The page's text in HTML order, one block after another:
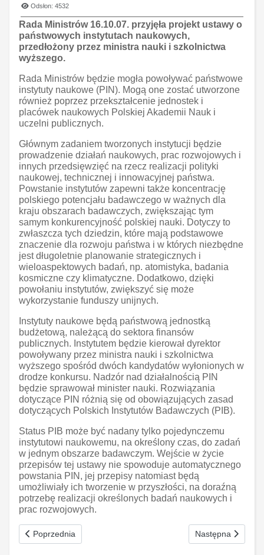
Odsłon: 4532
Rada Ministrów 16.10.07. przyjęła projekt ustawy o
państwowych instytutach naukowych,
przedłożony przez ministra nauki i szkolnictwa
wyższego.
Rada Ministrów będzie mogła powoływać państwowe
instytuty naukowe (PIN). Mogą one zostać utworzone
również poprzez przekształcenie jednostek i
placówek naukowych Polskiej Akademii Nauk i
uczelni publicznych.
Głównym zadaniem tworzonych instytucji będzie
prowadzenie działań naukowych, prac rozwojowych i
innych przedsięwzięć na rzecz realizacji polityki
naukowej, technicznej i innowacyjnej państwa.
Powstanie instytutów zapewni także koncentrację
polskiego potencjału badawczego w ważnych dla
kraju obszarach badawczych, zwiększając tym
samym konkurencyjność polskiej nauki. Dotyczy to
zwłaszcza tych dziedzin, które mają podstawowe
znaczenie dla rozwoju państwa i w których niezbędne
jest długoletnie planowanie strategicznych i
wieloaspektowych badań, np. atomistyka, badania
kosmiczne czy klimatyczne. Dodatkowo, dzięki
powołaniu instytutów, zwiększyć się może
wykorzystanie funduszy unijnych.
Instytuty naukowe będą państwową jednostką
budżetową, należącą do sektora finansów
publicznych. Instytutem będzie kierował dyrektor
powoływany przez ministra nauki i szkolnictwa
wyższego spośród dwóch kandydatów wyłonionych w
drodze konkursu. Nadzór nad działalnością PIN
będzie sprawował minister nauki. Rozwiązania
dotyczące PIN różnią się od obowiązujących zasad
dotyczących Polskich Instytutów Badawczych (PIB).
Status PIB może być nadany tylko pojedynczemu
instytutowi naukowemu, na określony czas, do zadań
w jednym obszarze badawczym. Wejście w życie
przepisów tej ustawy nie spowoduje automatycznego
powstania PIN, jej przepisy natomiast będą
umożliwiały ich tworzenie w przyszłości, na doraźną
potrzebę realizacji określonych badań naukowych i
prac rozwojowych.
Poprzednia strona: Nowela prawa atomowego
Poprzednia Następna strona:
Następna